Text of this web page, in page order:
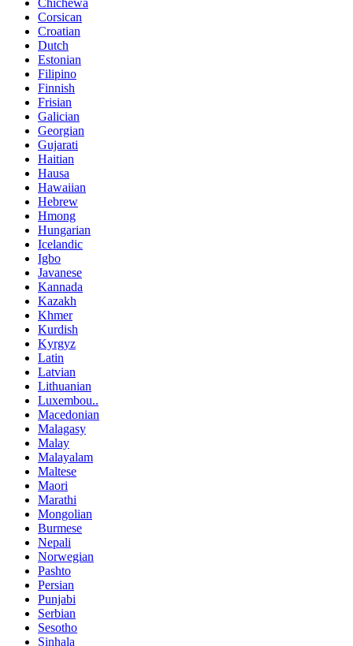
Chichewa
Corsican
Croatian
Dutch
Estonian
Filipino
Finnish
Frisian
Galician
Georgian
Gujarati
Haitian
Hausa
Hawaiian
Hebrew
Hmong
Hungarian
Icelandic
Igbo
Javanese
Kannada
Kazakh
Khmer
Kurdish
Kyrgyz
Latin
Latvian
Lithuanian
Luxembou..
Macedonian
Malagasy
Malay
Malayalam
Maltese
Maori
Marathi
Mongolian
Burmese
Nepali
Norwegian
Pashto
Persian
Punjabi
Serbian
Sesotho
Sinhala